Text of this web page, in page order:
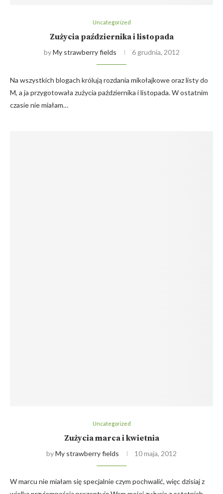
Uncategorized
Zużycia października i listopada
byMy strawberry fields 6 grudnia, 2012
Na wszystkich blogach królują rozdania mikołajkowe oraz listy do
M, a ja przygotowała zużycia października i listopada. W ostatnim
czasie nie miałam…
Uncategorized
Zużycia marca i kwietnia
byMy strawberry fields 10 maja, 2012
W marcu nie miałam się specjalnie czym pochwalić, więc dzisiaj z